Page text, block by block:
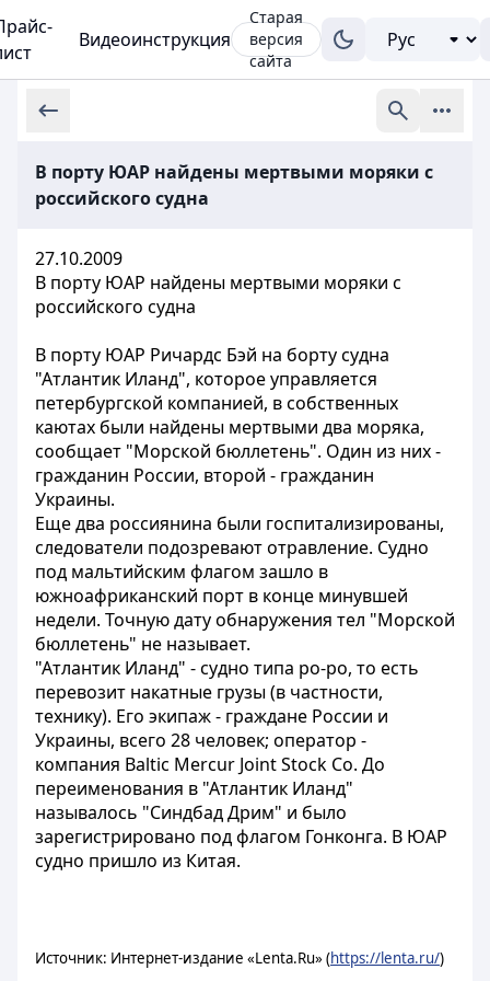
Видеоинструкция
Старая
версия
сайта
В порту ЮАР найдены мертвыми моряки с
российского судна
27.10.2009
В порту ЮАР найдены мертвыми моряки с
российского судна
В порту ЮАР Ричардс Бэй на борту судна
"Атлантик Иланд", которое управляется
петербургской компанией, в собственных
каютах были найдены мертвыми два моряка,
сообщает "Морской бюллетень". Один из них -
гражданин России, второй - гражданин
Украины.
Еще два россиянина были госпитализированы,
следователи подозревают отравление. Судно
под мальтийским флагом зашло в
южноафриканский порт в конце минувшей
недели. Точную дату обнаружения тел "Морской
бюллетень" не называет.
"Атлантик Иланд" - судно типа ро-ро, то есть
перевозит накатные грузы (в частности,
технику). Его экипаж - граждане России и
Украины, всего 28 человек; оператор -
компания Baltic Mercur Joint Stock Co. До
переименования в "Атлантик Иланд"
называлось "Синдбад Дрим" и было
зарегистрировано под флагом Гонконга. В ЮАР
судно пришло из Китая.
Источник: Интернет-издание «Lenta.Ru» (https://lenta.ru/)